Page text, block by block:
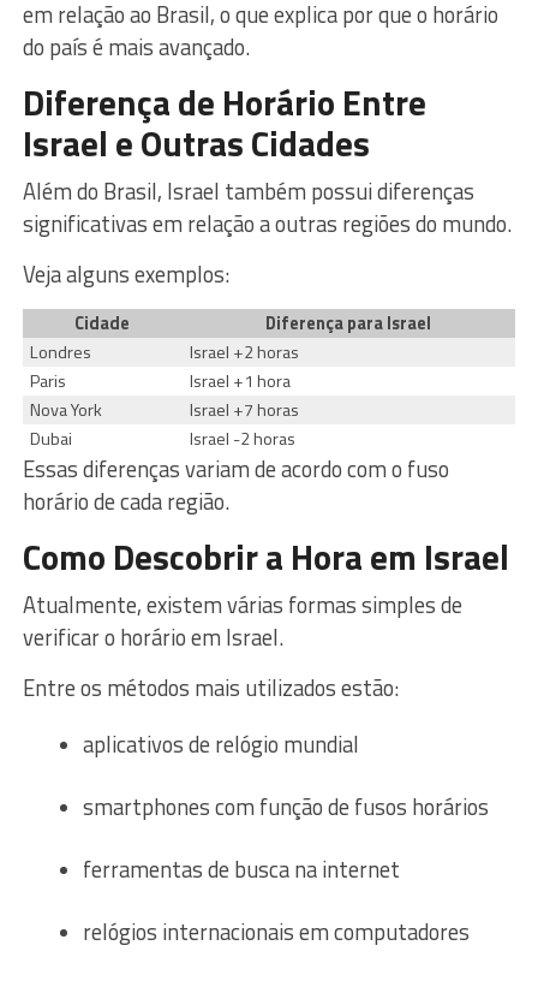
em relação ao Brasil, o que explica por que o horário
do país é mais avançado.
Diferença de Horário Entre
Israel e Outras Cidades
Além do Brasil, Israel também possui diferenças
significativas em relação a outras regiões do mundo.
Veja alguns exemplos:
Cidade
Diferença para Israel
Londres
Israel +2 horas
Paris
Israel +1 hora
Nova York
Israel +7 horas
Dubai
Israel -2 horas
Essas diferenças variam de acordo com o fuso
horário de cada região.
Como Descobrir a Hora em Israel
Atualmente, existem várias formas simples de
verificar o horário em Israel.
Entre os métodos mais utilizados estão:
aplicativos de relógio mundial
smartphones com função de fusos horários
ferramentas de busca na internet
relógios internacionais em computadores